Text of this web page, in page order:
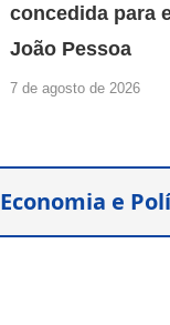
concedida para
João Pessoa
7 de agosto de 2026
Economia e